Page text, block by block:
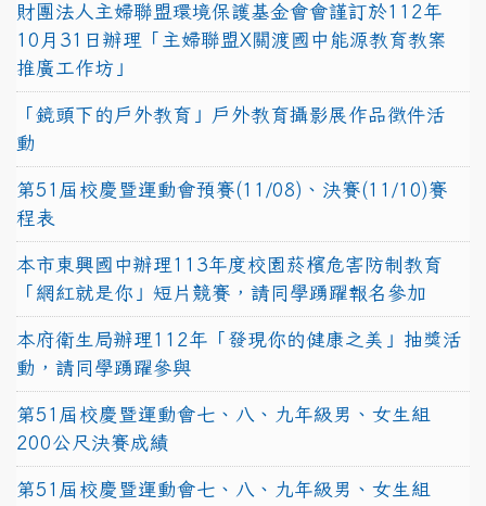
財團法人主婦聯盟環境保護基金會會謹訂於112年
10月31日辦理「主婦聯盟X關渡國中能源教育教案
推廣工作坊」
「鏡頭下的戶外教育」戶外教育攝影展作品徵件活
動
第51屆校慶暨運動會預賽(11/08)、決賽(11/10)賽
程表
本市東興國中辦理113年度校園菸檳危害防制教育
「網紅就是你」短片競賽，請同學踴躍報名參加
本府衛生局辦理112年「發現你的健康之美」抽獎活
動，請同學踴躍參與
第51屆校慶暨運動會七、八、九年級男、女生組
200公尺決賽成績
第51屆校慶暨運動會七、八、九年級男、女生組